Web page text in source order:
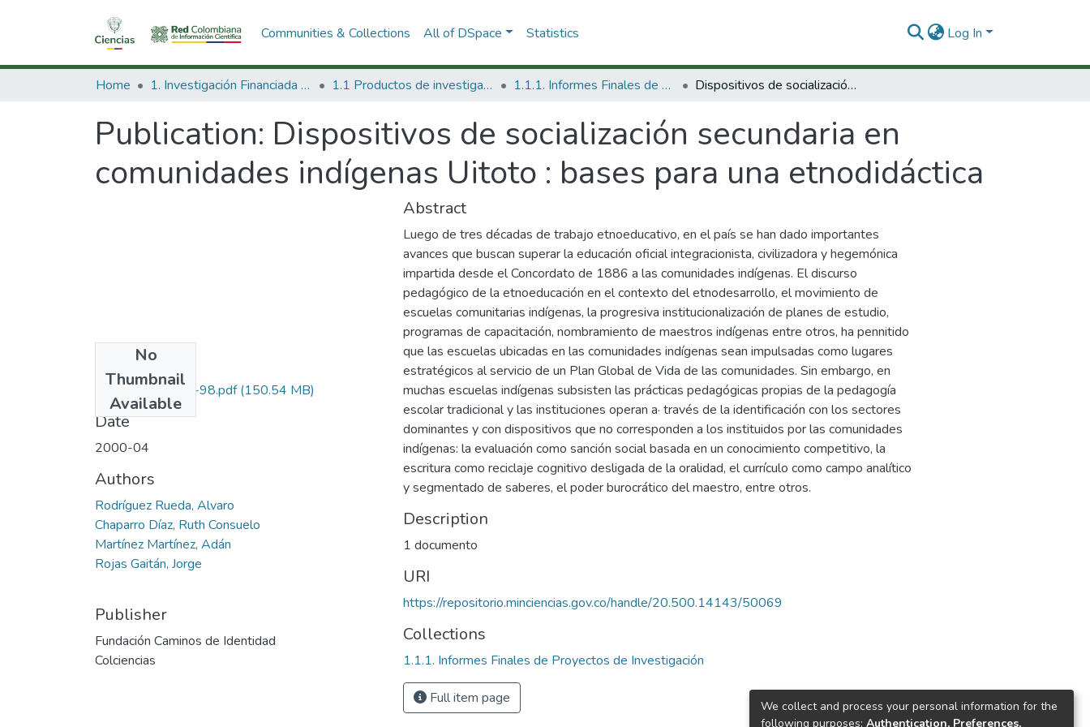
Communities & Collections All of DSpace Statistics Log In
Home 1. Investigación Financiada con Recursos Públicos 1.1 Productos de investigación 1.1.1. Informes Finales de Proyectos de Investigación Dispositivos de socialización secundaria en comunidades indígenas Uitoto : bases para una etnodidáctica
Publication: Dispositivos de socialización secundaria en
comunidades indígenas Uitoto : bases para una etnodidáctica
No
Thumbnail
Available
1410-11-019-98.pdf(150.54 MB)
Date
2000-04
Authors
Rodríguez Rueda, Alvaro
Chaparro Díaz, Ruth Consuelo
Martínez Martínez, Adán
Rojas Gaitán, Jorge
Publisher
Fundación Caminos de Identidad
Colciencias
Abstract
Luego de tres décadas de trabajo etnoeducativo, en el país se han dado importantes
avances que buscan superar la educación oficial integracionista, civilizadora y hegemónica
impartida desde el Concordato de 1886 a las comunidades indígenas. El discurso
pedagógico de la etnoeducación en el contexto del etnodesarrollo, el movimiento de
escuelas comunitarias indígenas, la progresiva institucionalización de planes de estudio,
programas de capacitación, nombramiento de maestros indígenas entre otros, ha pennitido
que las escuelas ubicadas en las comunidades indígenas sean impulsadas como lugares
estratégicos al servicio de un Plan Global de Vida de las comunidades. Sin embargo, en
muchas escuelas indígenas subsisten las prácticas pedagógicas propias de la pedagogía
escolar tradicional y las instituciones operan a· través de la identificación con los sectores
dominantes y con dispositivos que no corresponden a los instituidos por las comunidades
indígenas: la evaluación como sanción social basada en un conocimiento competitivo, la
escritura como reciclaje cognitivo desligada de la oralidad, el currículo como campo analítico
y segmentado de saberes, el poder burocrático del maestro, entre otros.
Description
1 documento
URI
https://repositorio.minciencias.gov.co/handle/20.500.14143/50069
Collections
1.1.1. Informes Finales de Proyectos de Investigación
Full item page
We collect and process your personal information for the
following purposes: Authentication, Preferences,